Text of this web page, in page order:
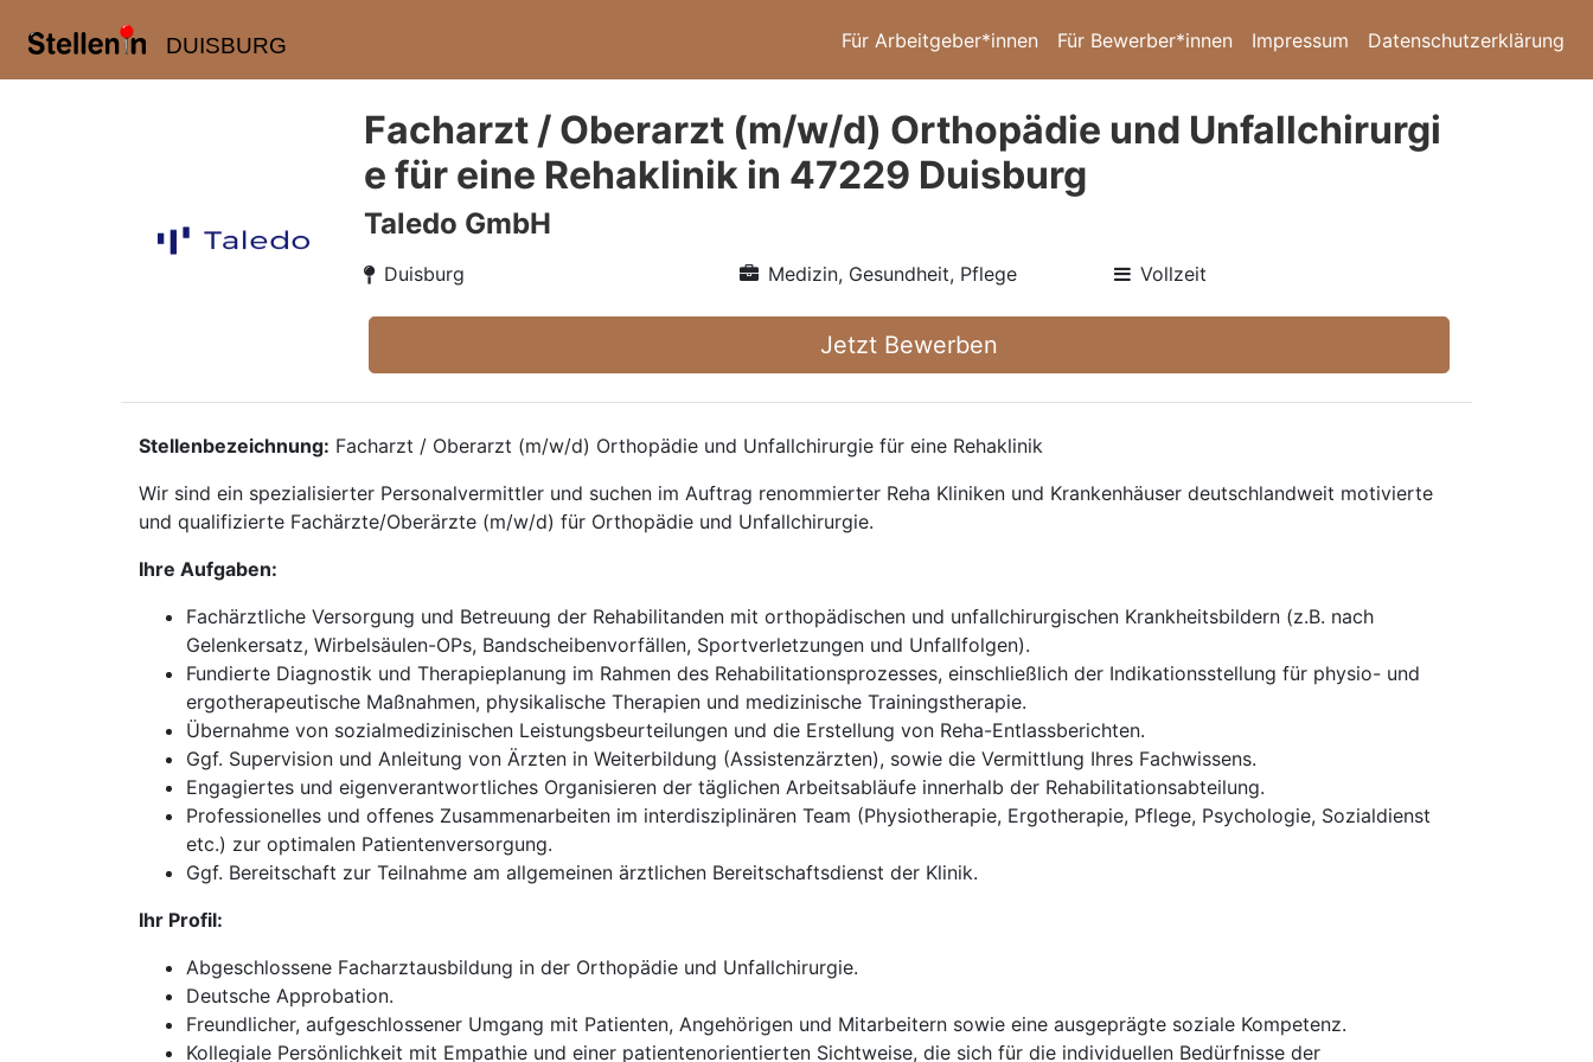
DUISBURG Für Arbeitgeber*innen Für Bewerber*innen Impressum Datenschutzerklärung
Facharzt / Oberarzt (m/w/d) Orthopädie und Unfallchirurgi
e für eine Rehaklinik in 47229 Duisburg
Taledo GmbH
Duisburg Medizin, Gesundheit, Pflege Vollzeit
Jetzt Bewerben
Stellenbezeichnung: Facharzt / Oberarzt (m/w/d) Orthopädie und Unfallchirurgie für eine Rehaklinik
Wir sind ein spezialisierter Personalvermittler und suchen im Auftrag renommierter Reha Kliniken und Krankenhäuser deutschlandweit motivierte
und qualifizierte Fachärzte/Oberärzte (m/w/d) für Orthopädie und Unfallchirurgie.
Ihre Aufgaben:
Fachärztliche Versorgung und Betreuung der Rehabilitanden mit orthopädischen und unfallchirurgischen Krankheitsbildern (z.B. nach
Gelenkersatz, Wirbelsäulen-OPs, Bandscheibenvorfällen, Sportverletzungen und Unfallfolgen).
Fundierte Diagnostik und Therapieplanung im Rahmen des Rehabilitationsprozesses, einschließlich der Indikationsstellung für physio- und
ergotherapeutische Maßnahmen, physikalische Therapien und medizinische Trainingstherapie.
Übernahme von sozialmedizinischen Leistungsbeurteilungen und die Erstellung von Reha-Entlassberichten.
Ggf. Supervision und Anleitung von Ärzten in Weiterbildung (Assistenzärzten), sowie die Vermittlung Ihres Fachwissens.
Engagiertes und eigenverantwortliches Organisieren der täglichen Arbeitsabläufe innerhalb der Rehabilitationsabteilung.
Professionelles und offenes Zusammenarbeiten im interdisziplinären Team (Physiotherapie, Ergotherapie, Pflege, Psychologie, Sozialdienst
etc.) zur optimalen Patientenversorgung.
Ggf. Bereitschaft zur Teilnahme am allgemeinen ärztlichen Bereitschaftsdienst der Klinik.
Ihr Profil:
Abgeschlossene Facharztausbildung in der Orthopädie und Unfallchirurgie.
Deutsche Approbation.
Freundlicher, aufgeschlossener Umgang mit Patienten, Angehörigen und Mitarbeitern sowie eine ausgeprägte soziale Kompetenz.
Kollegiale Persönlichkeit mit Empathie und einer patientenorientierten Sichtweise, die sich für die individuellen Bedürfnisse der